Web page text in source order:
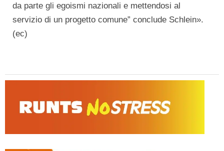
da parte gli egoismi nazionali e mettendosi al
servizio di un progetto comune” conclude Schlein».
(ec)